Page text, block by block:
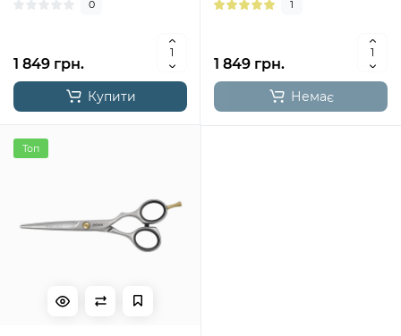
0
1 849 грн.
Купити
1
1 849 грн.
Немає
Топ